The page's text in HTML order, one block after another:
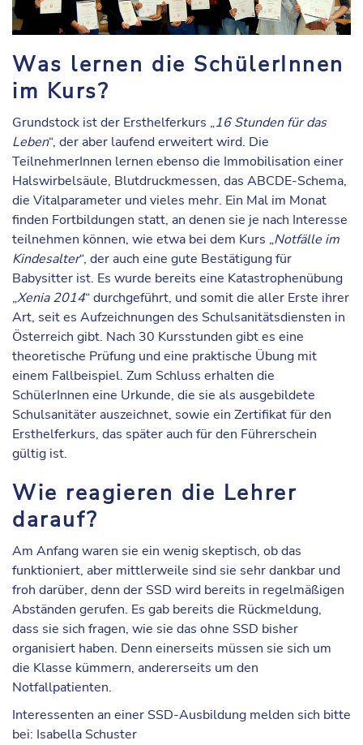
Was lernen die SchülerInnen
im Kurs?
Grundstock ist der Ersthelferkurs „16 Stunden für das
Leben“, der aber laufend erweitert wird. Die
TeilnehmerInnen lernen ebenso die Immobilisation einer
Halswirbelsäule, Blutdruckmessen, das ABCDE-Schema,
die Vitalparameter und vieles mehr. Ein Mal im Monat
finden Fortbildungen statt, an denen sie je nach Interesse
teilnehmen können, wie etwa bei dem Kurs „Notfälle im
Kindesalter“, der auch eine gute Bestätigung für
Babysitter ist. Es wurde bereits eine Katastrophenübung
„Xenia 2014“ durchgeführt, und somit die aller Erste ihrer
Art, seit es Aufzeichnungen des Schulsanitätsdiensten in
Österreich gibt. Nach 30 Kursstunden gibt es eine
theoretische Prüfung und eine praktische Übung mit
einem Fallbeispiel. Zum Schluss erhalten die
SchülerInnen eine Urkunde, die sie als ausgebildete
Schulsanitäterauszeichnet, sowie ein Zertifikatfür den
Ersthelferkurs, das später auch für den Führerschein
gültig ist.
Wie reagieren die Lehrer
darauf?
Am Anfang waren sie ein wenig skeptisch, ob das
funktioniert, aber mittlerweile sind sie sehr dankbar und
froh darüber, denn der SSD wird bereits in regelmäßigen
Abständen gerufen. Es gab bereits die Rückmeldung,
dass sie sich fragen, wie sie das ohne SSD bisher
organisiert haben. Denn einerseits müssen sie sich um
die Klasse kümmern, andererseits um den
Notfallpatienten.
Interessenten an einer SSD-Ausbildung melden sich bitte
bei: Isabella Schuster